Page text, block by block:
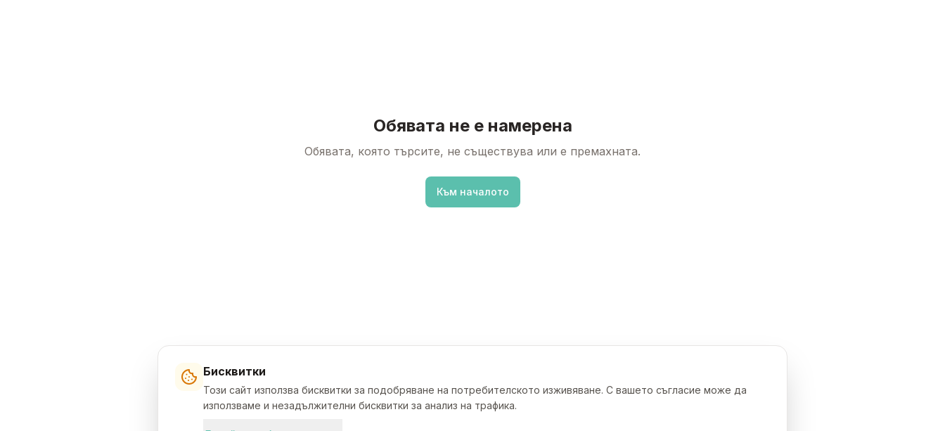
Обявата не е намерена
Обявата, която търсите, не съществува или е премахната.
Към началото
Бисквитки
Този сайт използва бисквитки за подобряване на потребителското изживяване. С вашето съгласие може да
използваме и незадължителни бисквитки за анализ на трафика.